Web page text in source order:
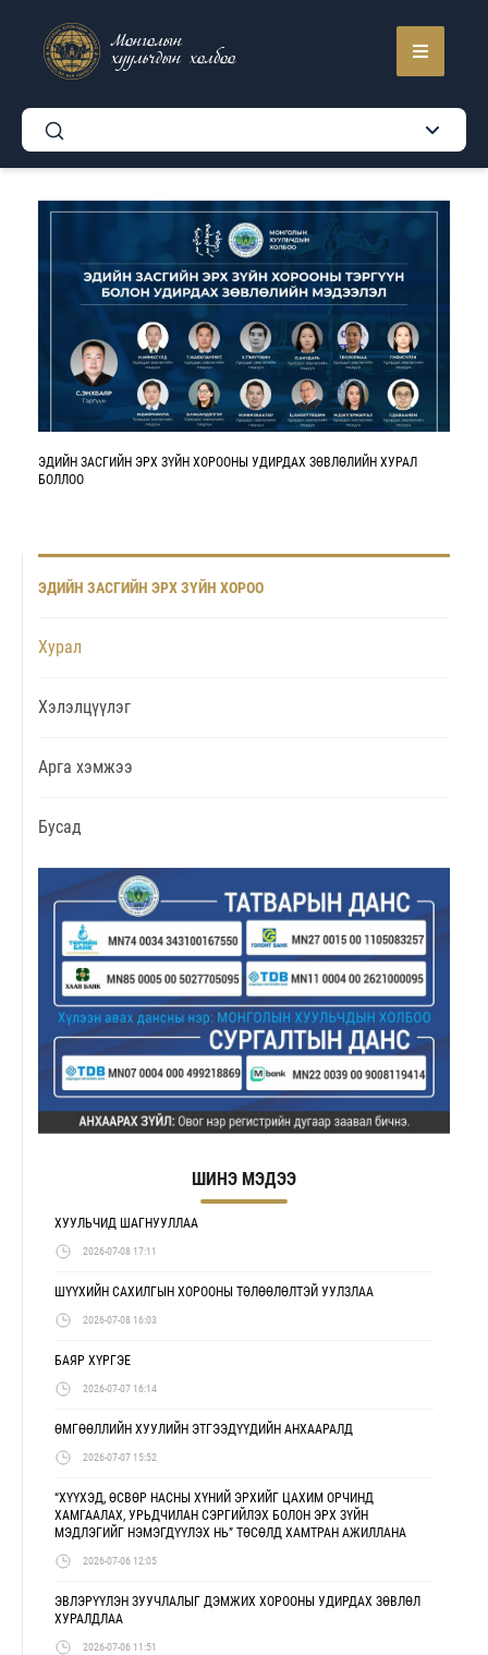
Монголын
хуульчдын холбоо
ЭДИЙН ЗАСГИЙН ЭРХ ЗҮЙН ХОРООНЫ УДИРДАХ ЗӨВЛӨЛИЙН ХУРАЛ
БОЛЛОО
ЭДИЙН ЗАСГИЙН ЭРХ ЗҮЙН ХОРОО
Хурал
Хэлэлцүүлэг
Арга хэмжээ
Бусад
ШИНЭ МЭДЭЭ
ХУУЛЬЧИД ШАГНУУЛЛАА
2026-07-08 17:11
ШҮҮХИЙН САХИЛГЫН ХОРООНЫ ТӨЛӨӨЛӨЛТЭЙ УУЛЗЛАА
2026-07-08 16:03
БАЯР ХҮРГЭЕ
2026-07-07 16:14
ӨМГӨӨЛЛИЙН ХУУЛИЙН ЭТГЭЭДҮҮДИЙН АНХААРАЛД
2026-07-07 15:52
“ХҮҮХЭД, ӨСВӨР НАСНЫ ХҮНИЙ ЭРХИЙГ ЦАХИМ ОРЧИНД
ХАМГААЛАХ, УРЬДЧИЛАН СЭРГИЙЛЭХ БОЛОН ЭРХ ЗҮЙН
МЭДЛЭГИЙГ НЭМЭГДҮҮЛЭХ НЬ” ТӨСӨЛД ХАМТРАН АЖИЛЛАНА
2026-07-06 12:05
ЭВЛЭРҮҮЛЭН ЗУУЧЛАЛЫГ ДЭМЖИХ ХОРООНЫ УДИРДАХ ЗӨВЛӨЛ
ХУРАЛДЛАА
2026-07-06 11:51